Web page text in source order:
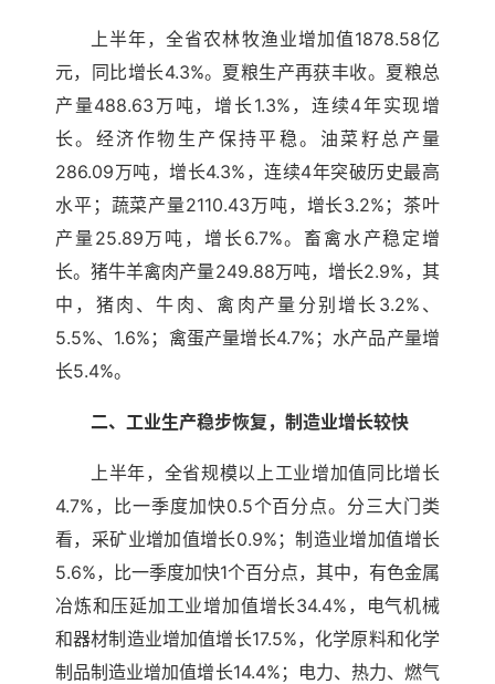
上半年，全省农林牧渔业增加值1878.58亿
元，同比增长4.3%。夏粮生产再获丰收。夏粮总
产量488.63万吨，增长1.3%，连续4年实现增
长。经济作物生产保持平稳。油菜籽总产量
286.09万吨，增长4.3%，连续4年突破历史最高
水平；蔬菜产量2110.43万吨，增长3.2%；茶叶
产量25.89万吨，增长6.7%。畜禽水产稳定增
长。猪牛羊禽肉产量249.88万吨，增长2.9%，其
中，猪肉、牛肉、禽肉产量分别增长3.2%、
5.5%、1.6%；禽蛋产量增长4.7%；水产品产量增
长5.4%。
二、工业生产稳步恢复，制造业增长较快
上半年，全省规模以上工业增加值同比增长
4.7%，比一季度加快0.5个百分点。分三大门类
看，采矿业增加值增长0.9%；制造业增加值增长
5.6%，比一季度加快1个百分点，其中，有色金属
冶炼和压延加工业增加值增长34.4%，电气机械
和器材制造业增加值增长17.5%，化学原料和化学
制品制造业增加值增长14.4%；电力、热力、燃气